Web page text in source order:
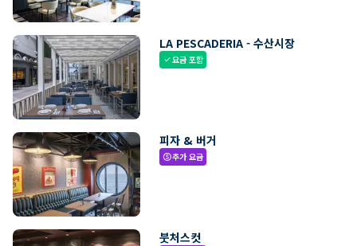
LA PESCADERIA - 수산시장
check요금 포함
피자 & 버거
paid추가 요금
붓처스컷